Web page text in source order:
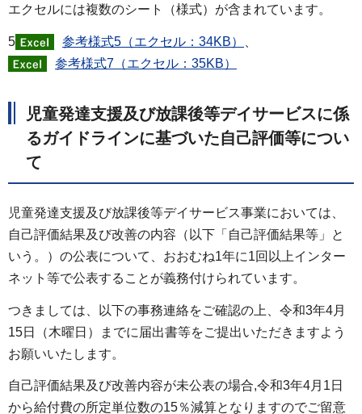
エクセルには複数のシート（様式）が含まれています。
5 参考様式5（エクセル：34KB）
参考様式7（エクセル：35KB）
児童発達支援及び放課後等デイサービスに係
るガイドラインに基づいた自己評価等につい
て
児童発達支援及び放課後等デイサービス事業においては、
自己評価結果及び改善の内容（以下「自己評価結果等」と
いう。）の公表について、おおむね1年に1回以上インター
ネット等で公表することが義務付けられています。
つきましては、以下の事務連絡をご確認の上、令和3年4月
15日（木曜日）までに届出書等をご提出いただきますよう
お願いいたします。
自己評価結果及び改善内容が未公表の場合,令和3年4月1日
から給付費の所定単位数の15％減算となりますのでご留意